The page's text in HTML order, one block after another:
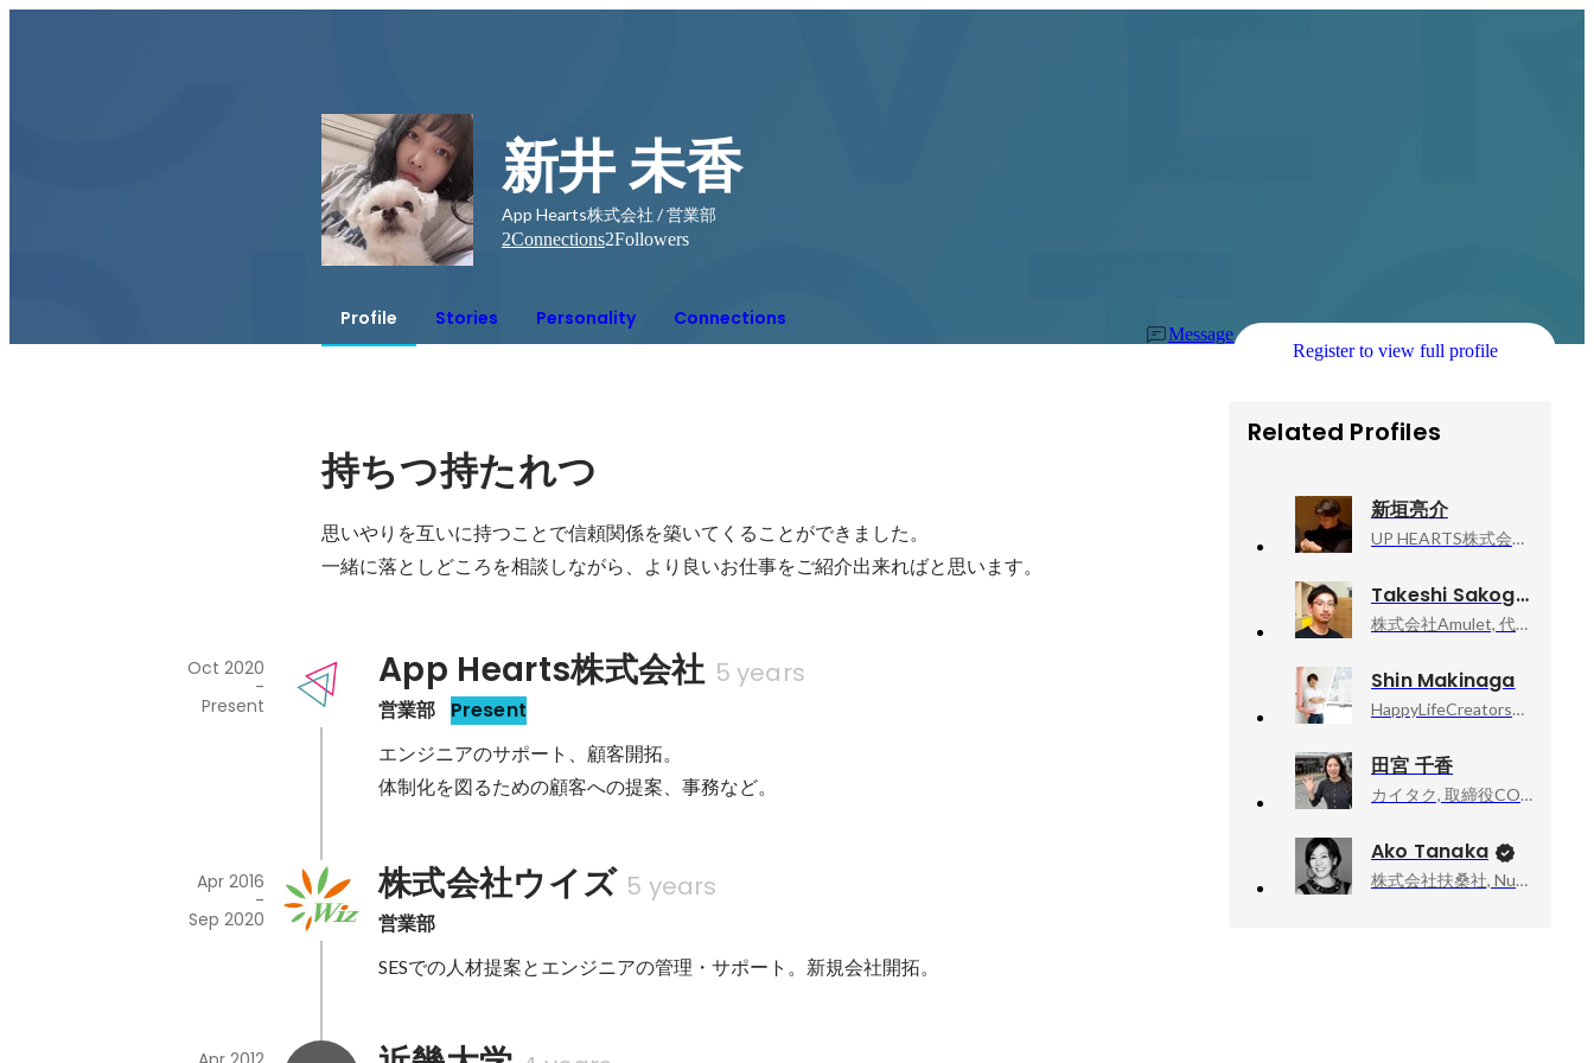
新井 未香
App Hearts株式会社 / 営業部
2Connections2Followers
Profile Stories Personality Connections
Message
Register to view full profile
持ちつ持たれつ
思いやりを互いに持つことで信頼関係を築いてくることができました。
一緒に落としどころを相談しながら、より良いお仕事をご紹介出来ればと思います。
App Hearts株式会社 5 years
営業部 Present
Oct 2020
-
Present
エンジニアのサポート、顧客開拓。
体制化を図るための顧客への提案、事務など。
株式会社ウイズ 5 years
営業部
Apr 2016
-
Sep 2020
SESでの人材提案とエンジニアの管理・サポート。新規会社開拓。
Related Profiles
新垣亮介
UP HEARTS株式会社, 代表取締役
Takeshi Sakogashira
株式会社Amulet, 代表取締役
Shin Makinaga
HappyLifeCreators株式会社, CEO / SE
田宮 千香
カイタク, 取締役COO
Ako Tanaka
株式会社扶桑社, Numéro TOKYO編集長